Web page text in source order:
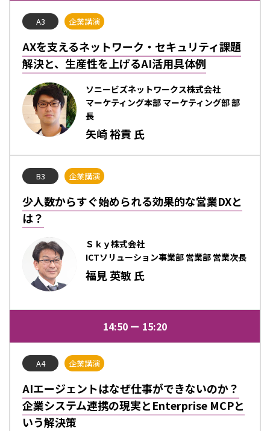
A3 企業講演
AXを支えるネットワーク・セキュリティ課題
解決と、生産性を上げるAI活用具体例
ソニービズネットワークス株式会社
マーケティング本部 マーケティング部 部
長
矢崎 裕貢 氏
B3 企業講演
少人数からすぐ始められる効果的な営業DXと
は？
Ｓｋｙ株式会社
ICTソリューション事業部 営業部 営業次長
福見 英敏 氏
14:50 15:20
A4 企業講演
AIエージェントはなぜ仕事ができないのか？
企業システム連携の現実とEnterprise MCPと
いう解決策